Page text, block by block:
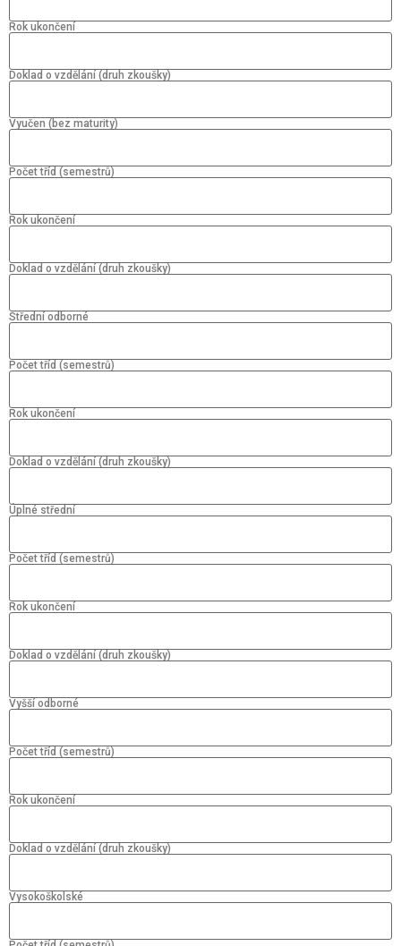
Rok ukončení
Doklad o vzdělání (druh zkoušky)
Vyučen (bez maturity)
Počet tříd (semestrů)
Rok ukončení
Doklad o vzdělání (druh zkoušky)
Střední odborné
Počet tříd (semestrů)
Rok ukončení
Doklad o vzdělání (druh zkoušky)
Úplné střední
Počet tříd (semestrů)
Rok ukončení
Doklad o vzdělání (druh zkoušky)
Vyšší odborné
Počet tříd (semestrů)
Rok ukončení
Doklad o vzdělání (druh zkoušky)
Vysokoškolské